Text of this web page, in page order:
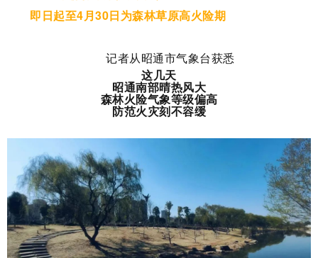
即日起至4月30日为森林草原高火险期
记者从昭通市气象台获悉
这几天
昭通南部晴热风大
森林火险气象等级偏高
防范火灾刻不容缓